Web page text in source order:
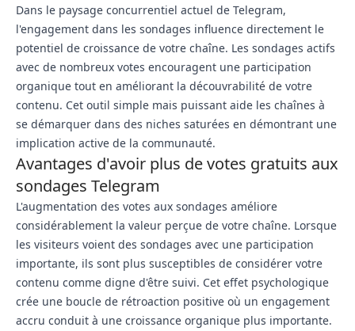
Dans le paysage concurrentiel actuel de Telegram,
l'engagement dans les sondages influence directement le
potentiel de croissance de votre chaîne. Les sondages actifs
avec de nombreux votes encouragent une participation
organique tout en améliorant la découvrabilité de votre
contenu. Cet outil simple mais puissant aide les chaînes à
se démarquer dans des niches saturées en démontrant une
implication active de la communauté.
Avantages d'avoir plus de votes gratuits aux
sondages Telegram
L'augmentation des votes aux sondages améliore
considérablement la valeur perçue de votre chaîne. Lorsque
les visiteurs voient des sondages avec une participation
importante, ils sont plus susceptibles de considérer votre
contenu comme digne d'être suivi. Cet effet psychologique
crée une boucle de rétroaction positive où un engagement
accru conduit à une croissance organique plus importante.